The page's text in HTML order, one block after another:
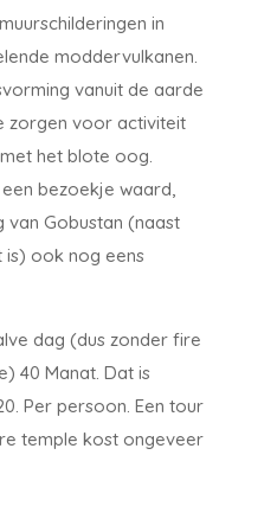
in
moddervulkanen.
vanuit de aarde
zorgen voor activiteit
het blote oog.
bezoekje waard,
Gobustan (naast
ook nog eens
dag (dus zonder fire
40 Manat. Dat is
Per persoon. Een tour
temple kost ongeveer